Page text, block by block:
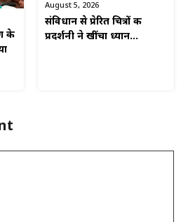
के
August 5, 2026
संविधान से प्रेरित चित्रों की
प्रदर्शनी ने खींचा ध्यान…